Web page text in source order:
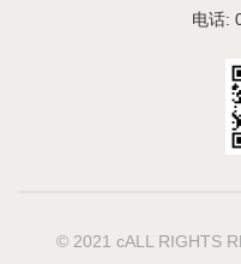
电话:
© 2021 cALL RIGHTS